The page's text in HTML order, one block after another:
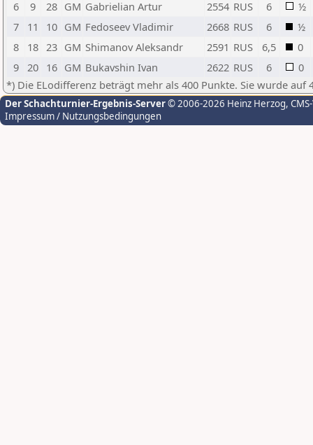
6
9 28 GM Gabrielian Artur 2554 RUS 6
½
7
11 10 GM Fedoseev Vladimir 2668 RUS 6
½
8
18 23 GM Shimanov Aleksandr 2591 RUS 6,5
0
9
20 16 GM Bukavshin Ivan 2622 RUS 6
0
*) Die ELodifferenz beträgt mehr als 400 Punkte. Sie wurde auf
Der Schachturnier-Ergebnis-Server© 2006-2026 Heinz Herzog,
Impressum / Nutzungsbedingungen